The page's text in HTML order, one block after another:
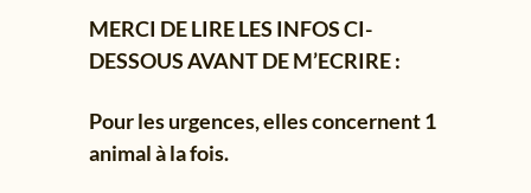
MERCI DE LIRE LES INFOS CI-
DESSOUS AVANT DE M’ECRIRE :
Pour les urgences, elles concernent 1
animal à la fois.